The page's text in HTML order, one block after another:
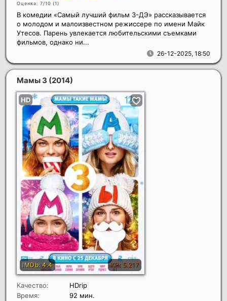
Оценка: 7/10 (1)
26-12-2025, 18:50
В комедии «Самый лучший фильм 3-ДЭ» рассказывается
о молодом и малоизвестном режиссере по имени Майк
Утесов. Парень увлекается любительскими съемками
фильмов, однако ни...
Мамы 3 (2014)
Качество:
HDrip
Время:
92 мин.